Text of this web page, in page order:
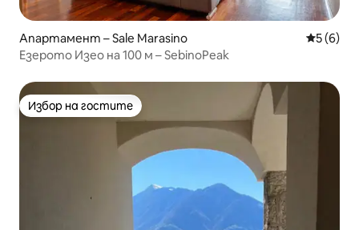
Апартамент – Sale Marasino Средна
5 (6)
Езерото Изео на 100 м – SebinoPeak
Избор на гостите
Избор на гостите